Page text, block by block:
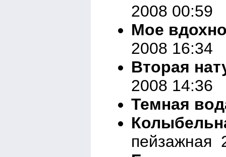
2008 00:59
Мое
2008 16:34
Вторая
2008 14:36
Темная
пейзажная